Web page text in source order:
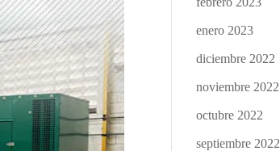
enero 2023
diciembre 2022
noviembre 2022
octubre 2022
septiembre 2022